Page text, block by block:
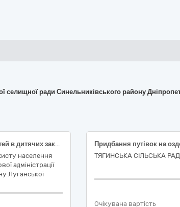
селищної ради Синельниківського району
Послуги з оздоровлення дітей в дитячих закладах оздоровлення та відпочинку на території Волинської, Закарпатської, Івано-Франківської, Львівської, Рівненської, Тернопільської, Хмельницької та Чернівецької областей
населення
адміністрації
Луганської
ТЯГИНСЬКА СІЛЬСЬКА
Очікувана вартість